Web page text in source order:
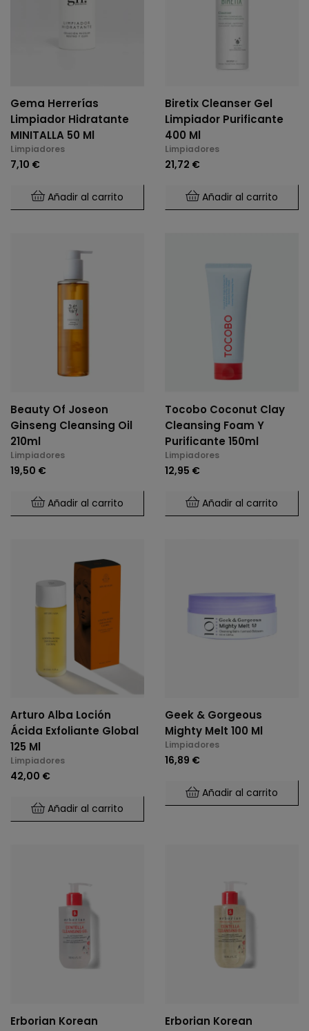
Gema Herrerías
Limpiador Hidratante
MINITALLA 50 Ml
Limpiadores
7,10 €
Añadir al carrito
Biretix Cleanser Gel
Limpiador Purificante
400 Ml
Limpiadores
21,72 €
Añadir al carrito
Beauty Of Joseon
Ginseng Cleansing Oil
210ml
Limpiadores
19,50 €
Añadir al carrito
Tocobo Coconut Clay
Cleansing Foam Y
Purificante 150ml
Limpiadores
12,95 €
Añadir al carrito
Arturo Alba Loción
Ácida Exfoliante Global
125 Ml
Limpiadores
42,00 €
Añadir al carrito
Geek & Gorgeous
Mighty Melt 100 Ml
Limpiadores
16,89 €
Añadir al carrito
Erborian Korean
Erborian Korean